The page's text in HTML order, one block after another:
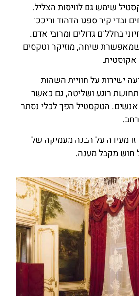
שימש גם לוויסות הצליל.
ובדי קיר ספגו הדהוד וריככו
בחללים גדולים ומרובי אדם.
שיחה, מוזיקה וטקסים
ישירות על חוויית השהות
רוגע ושליטה, גם כאשר
הטקסטיל הפך לכלי נסתר
מעידה על הבנה מעמיקה של
חוש מקבל מענה.